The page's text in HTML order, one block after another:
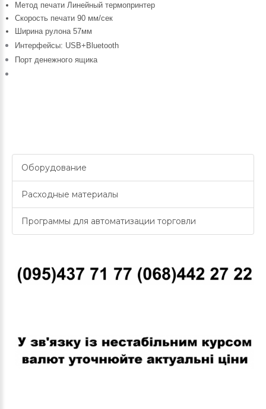
Метод печати Линейный термопринтер
Скорость печати 90 мм/сек
Ширина рулона 57мм
Интерфейсы: USB+Bluetooth
Порт денежного ящика
Оборудование
Расходные материалы
Программы для автоматизации торговли